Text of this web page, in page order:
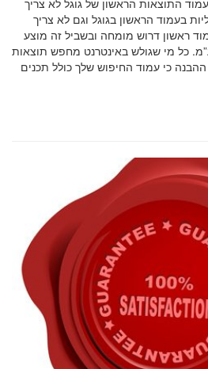
התוצאות הראשון של גוגל לא צריך
בעמוד הראשון בגוגל וגם לא צריך
דרוש מומחה ובשביל זה מוצע
כל מי שגולש באינטרנט מחפש תוצאות
ההבנה כי עמוד החיפוש שלך כולל תכנים